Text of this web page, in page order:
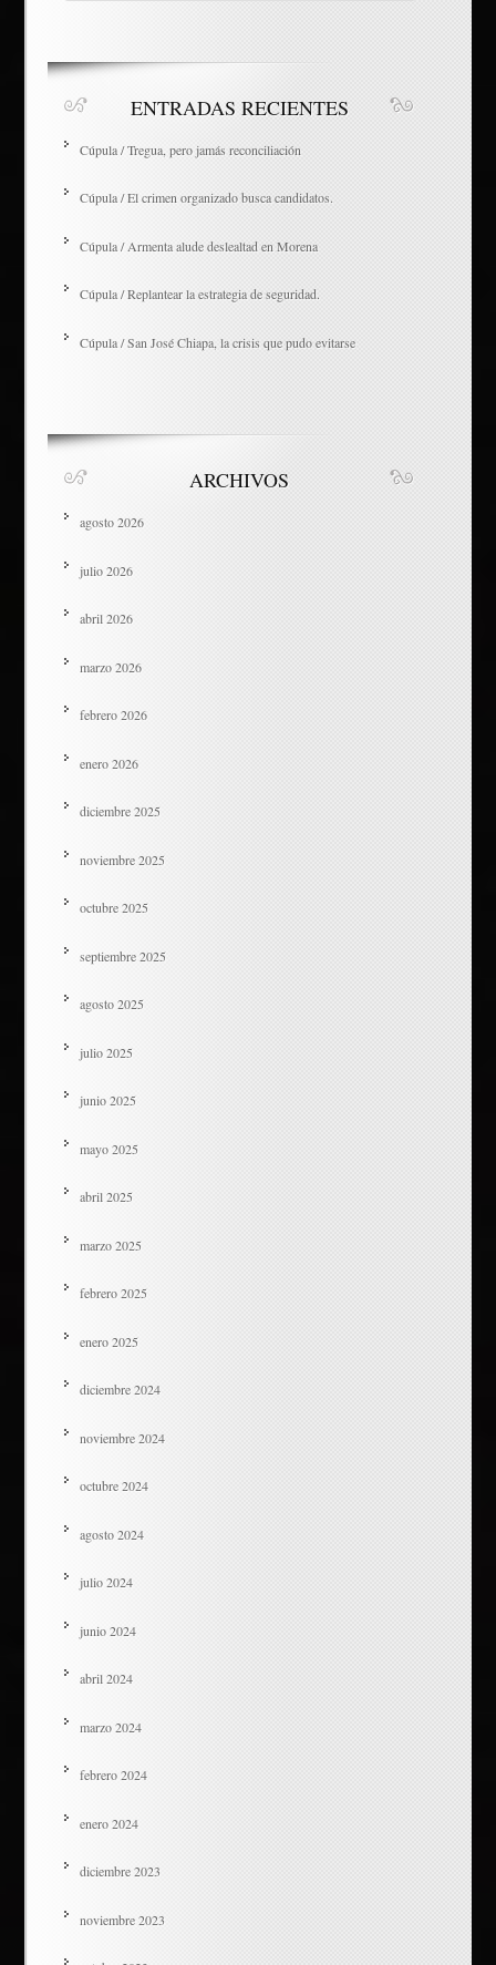
ENTRADAS RECIENTES
Cúpula / Tregua, pero jamás reconciliación
Cúpula / El crimen organizado busca candidatos.
Cúpula / Armenta alude deslealtad en Morena
Cúpula / Replantear la estrategia de seguridad.
Cúpula / San José Chiapa, la crisis que pudo evitarse
ARCHIVOS
agosto 2026
julio 2026
abril 2026
marzo 2026
febrero 2026
enero 2026
diciembre 2025
noviembre 2025
octubre 2025
septiembre 2025
agosto 2025
julio 2025
junio 2025
mayo 2025
abril 2025
marzo 2025
febrero 2025
enero 2025
diciembre 2024
noviembre 2024
octubre 2024
agosto 2024
julio 2024
junio 2024
abril 2024
marzo 2024
febrero 2024
enero 2024
diciembre 2023
noviembre 2023